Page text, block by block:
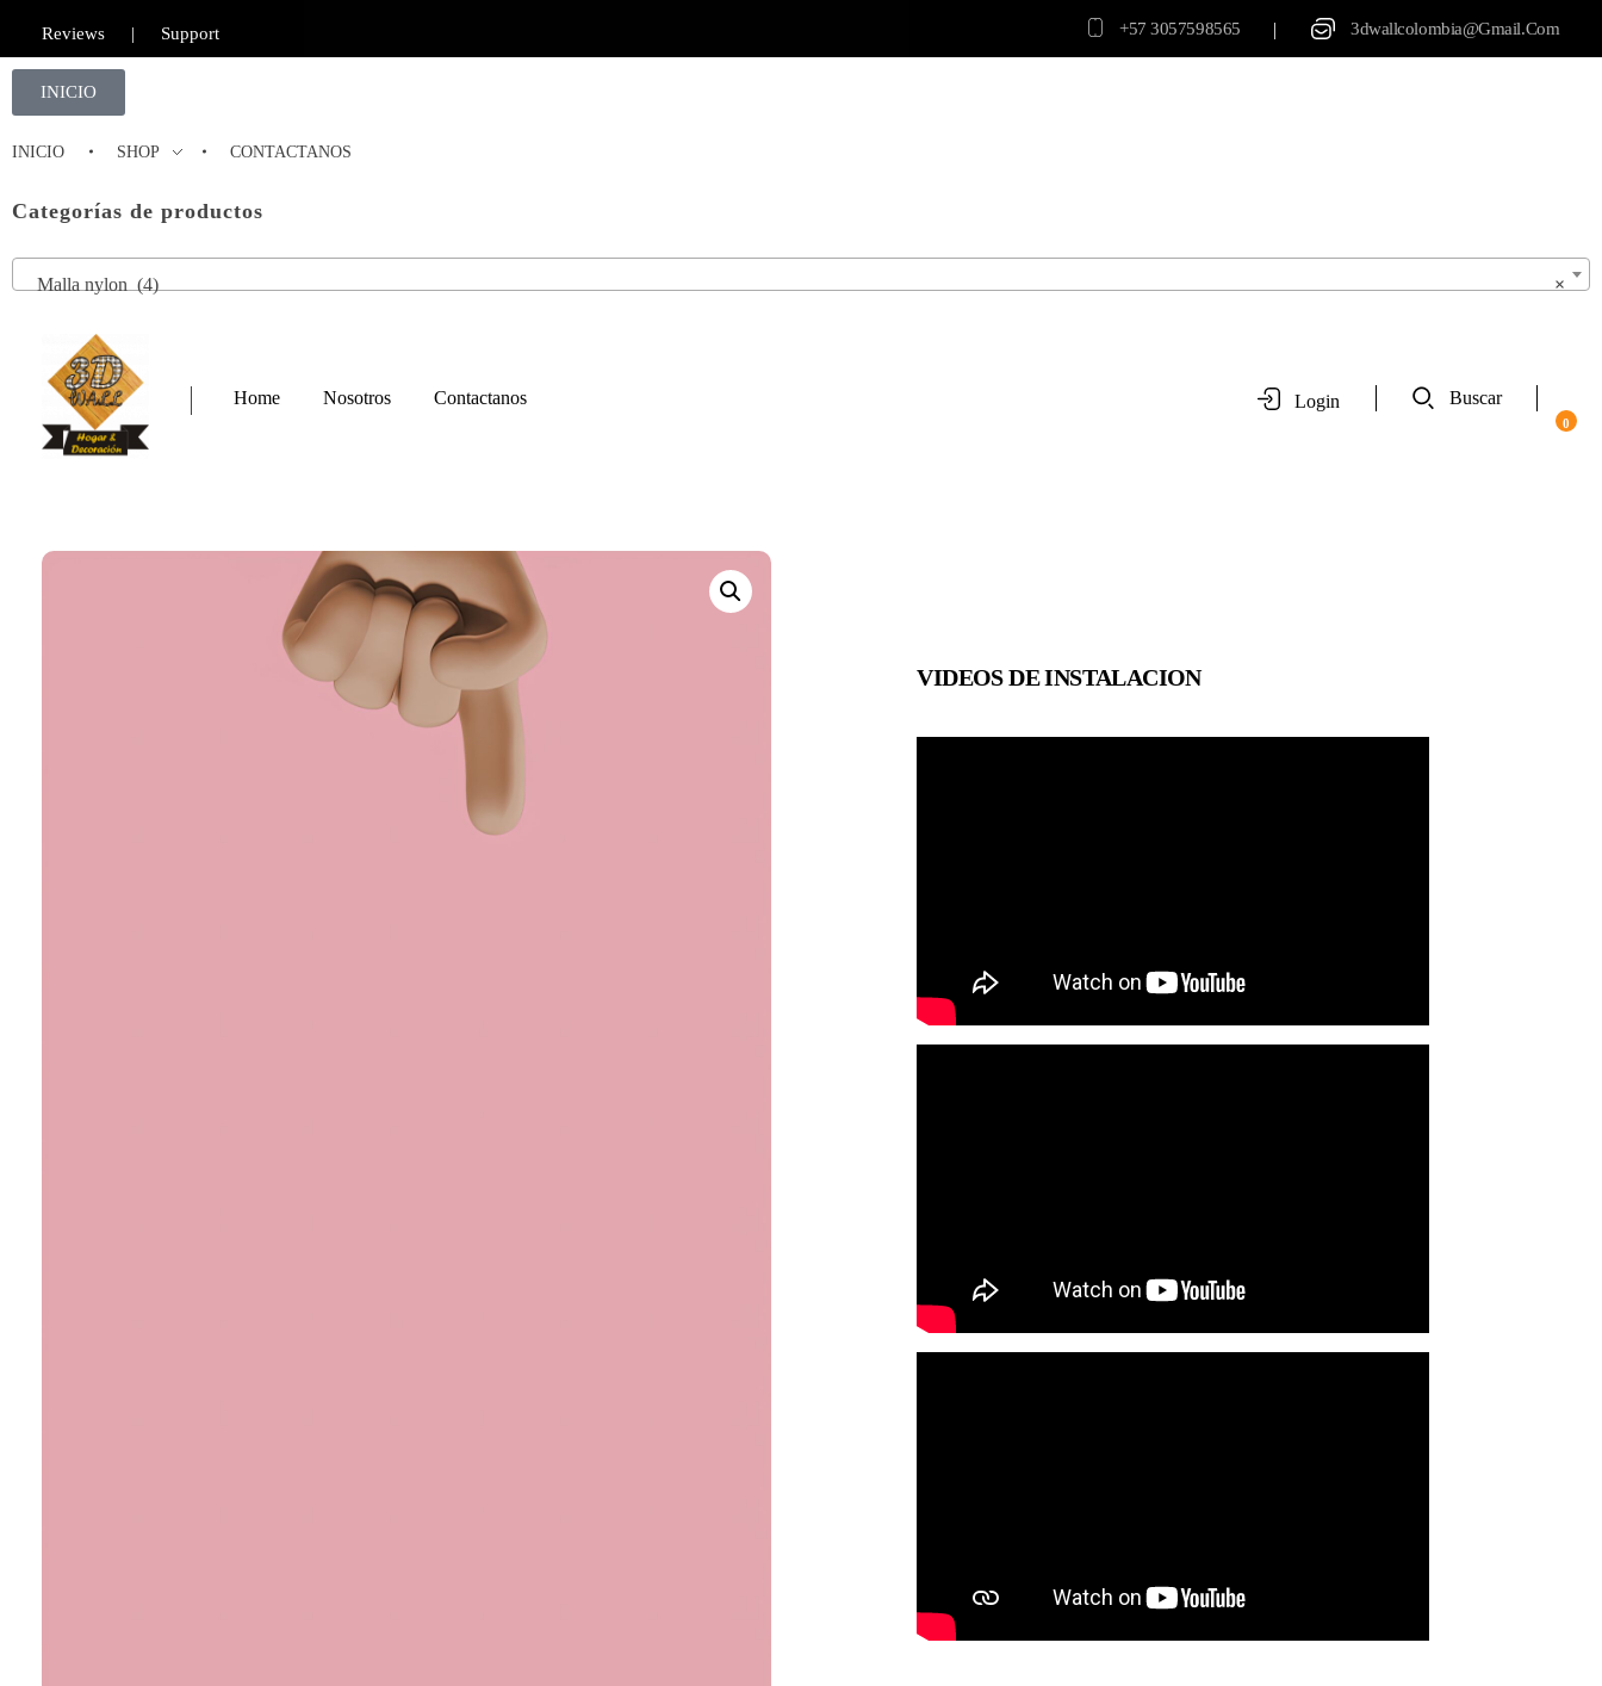
Reviews | Support +57 3057598565 | 3dwallcolombia@gmail.com
INICIO
INICIO SHOP CONTACTANOS
Categorías de productos
×
Malla nylon (4)
Home Nosotros Contactanos Login Buscar
0
VIDEOS DE INSTALACION